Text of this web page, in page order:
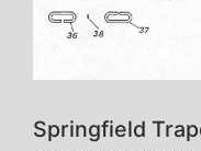
Springfield